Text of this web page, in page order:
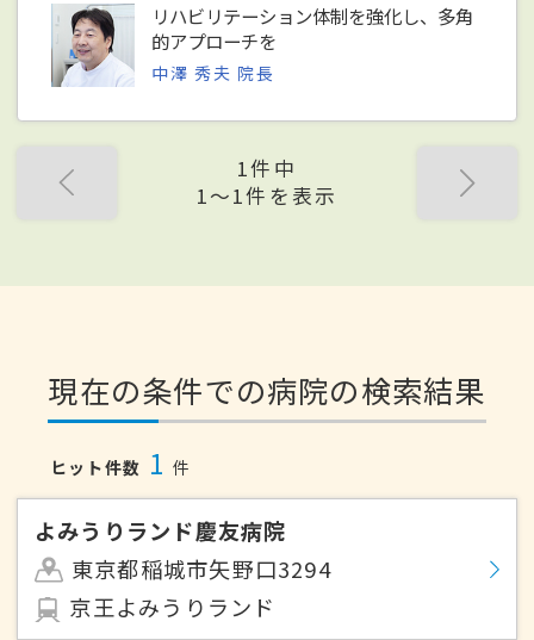
リハビリテーション体制を強化し、多角
的アプローチを
中澤 秀夫 院長
1件中
1〜1件を表示
現在の条件での病院の検索結果
ヒット件数 1 件
よみうりランド慶友病院
東京都稲城市矢野口3294
京王よみうりランド